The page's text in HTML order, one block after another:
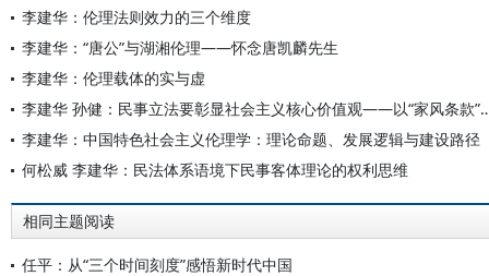
李建华：伦理法则效力的三个维度
李建华：“唐公”与湖湘伦理——怀念唐凯麟先生
李建华：伦理载体的实与虚
李建华 孙健：民事立法要彰显社
李建华：中国特色社会主义伦理学：理论命题、发展逻辑与建设路径
何松威 李建华：民法体系语境下民事客体理论的权利思维
相同主题阅读
任平：从“三个时间刻度”感悟新时代中国